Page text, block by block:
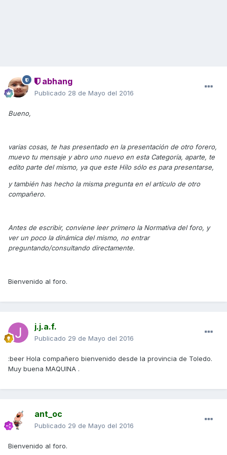
abhang
Publicado 28 de Mayo del 2016
Bueno,
varias cosas, te has presentado en la presentación de otro forero,
muevo tu mensaje y abro uno nuevo en esta Categoría, aparte, te
edito parte del mismo, ya que este Hilo sólo es para presentarse,
y también has hecho la misma pregunta en el artículo de otro
compañero.
Antes de escribir, conviene leer primero la Normativa del foro, y
ver un poco la dinámica del mismo, no entrar
preguntando/consultando directamente.
Bienvenido al foro.
j.j.a.f.
Publicado 29 de Mayo del 2016
:beer Hola compañero bienvenido desde la provincia de Toledo.
Muy buena MAQUINA .
ant_oc
Publicado 29 de Mayo del 2016
Bienvenido al foro.